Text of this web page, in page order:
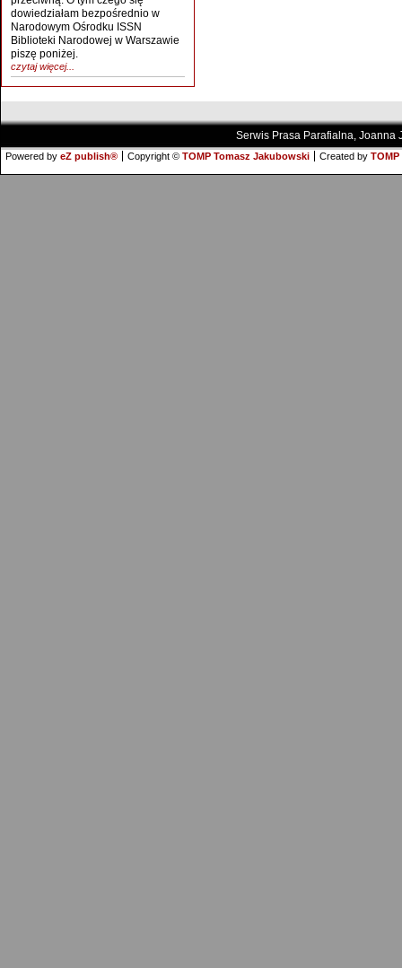
dowiedziałam bezpośrednio w
Narodowym Ośrodku ISSN
Biblioteki Narodowej w Warszawie
piszę poniżej.
czytaj więcej...
Serwis Prasa Parafialna, Joanna
Powered by eZ publish® Copyright © TOMP Tomasz Jakubowski Created by TOMP